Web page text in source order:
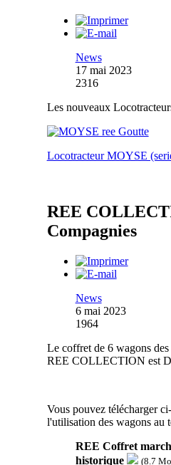
News
17 mai 2023
2316
Les nouveaux
Locotracteur MOYSE
REE
Compagnies
News
6 mai 2023
1964
Le coffret de 6 wagons
REE COLLECTION est
Vous pouvez télécharger
l'utilisation des wagons au
REE Coffret
historique
(8.7